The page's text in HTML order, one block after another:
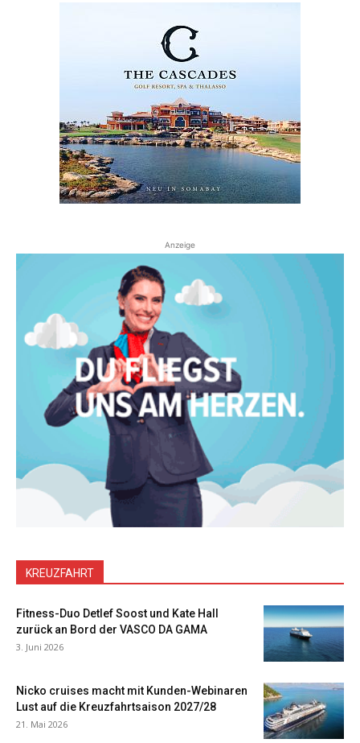
Anzeige
KREUZFAHRT
Fitness-Duo Detlef Soost und Kate Hall
zurück an Bord der VASCO DA GAMA
3. Juni 2026
Nicko cruises macht mit Kunden-Webinaren
Lust auf die Kreuzfahrtsaison 2027/28
21. Mai 2026